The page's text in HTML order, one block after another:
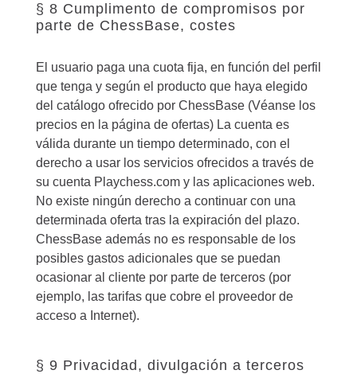
§ 8 Cumplimento de compromisos por
parte de ChessBase, costes
El usuario paga una cuota fija, en función del perfil
que tenga y según el producto que haya elegido
del catálogo ofrecido por ChessBase (Véanse los
precios en la página de ofertas) La cuenta es
válida durante un tiempo determinado, con el
derecho a usar los servicios ofrecidos a través de
su cuenta Playchess.com y las aplicaciones web.
No existe ningún derecho a continuar con una
determinada oferta tras la expiración del plazo.
ChessBase además no es responsable de los
posibles gastos adicionales que se puedan
ocasionar al cliente por parte de terceros (por
ejemplo, las tarifas que cobre el proveedor de
acceso a Internet).
§ 9 Privacidad, divulgación a terceros